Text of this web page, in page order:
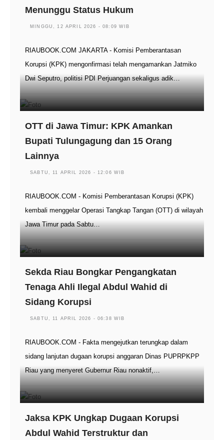
Menunggu Status Hukum
MINGGU, 12 APRIL 2026 - 08:09 WIB
RIAUBOOK.COM JAKARTA - Komisi Pemberantasan
Korupsi (KPK) mengonfirmasi telah mengamankan Jatmiko
Dwi Seputro, politisi PDI Perjuangan sekaligus adik…
OTT di Jawa Timur: KPK Amankan
Bupati Tulungagung dan 15 Orang
Lainnya
SABTU, 11 APRIL 2026 - 12:06 WIB
RIAUBOOK.COM - Komisi Pemberantasan Korupsi (KPK)
kembali menggelar Operasi Tangkap Tangan (OTT) di wilayah
Jawa Timur pada Sabtu…
Sekda Riau Bongkar Pengangkatan
Tenaga Ahli Ilegal Abdul Wahid di
Sidang Korupsi
SABTU, 11 APRIL 2026 - 06:38 WIB
RIAUBOOK.COM - Fakta mengejutkan terungkap dalam
sidang lanjutan dugaan korupsi anggaran Dinas PUPRPKPP
Riau yang menyeret Gubernur Riau nonaktif,…
Jaksa KPK Ungkap Dugaan Korupsi
Abdul Wahid Terstruktur dan